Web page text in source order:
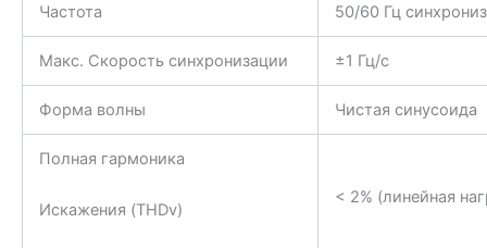
Частота 50/60 Гц
Макс. Скорость синхронизации ±1 Гц/с
Форма волны Чистая синусоида
Полная гармоника
Искажения (THDv)
< 2% (линейная